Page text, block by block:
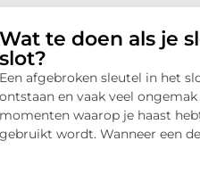
Wat te doen als je
slot?
Een afgebroken sleutel in het
ontstaan en vaak veel
momenten waarop je haast
gebruikt wordt. Wanneer een